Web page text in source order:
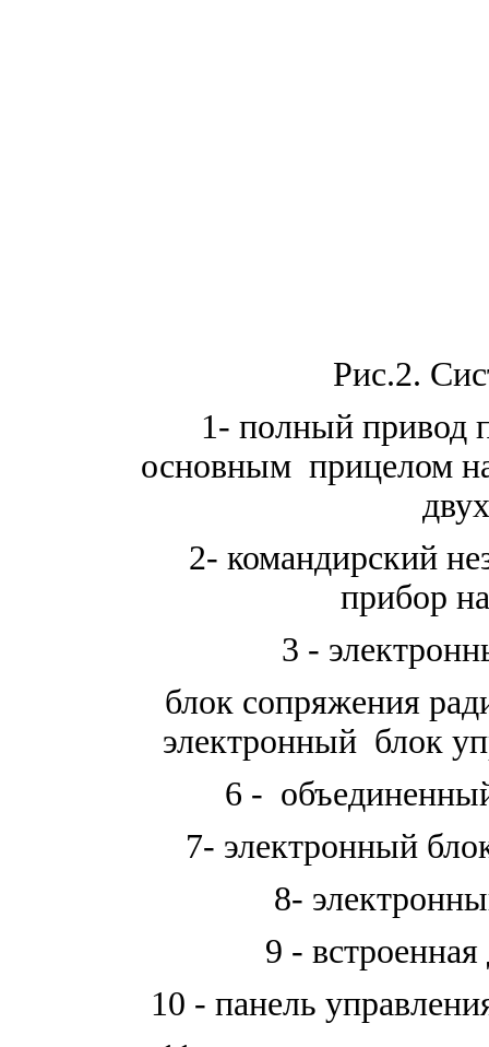
Рис.2.
1- полный привод
основным прицелом
2- командирский
прибор
3 -
блок сопряжения
электронный блок
6 -
7- электронный
8-
9 -
10 - панель